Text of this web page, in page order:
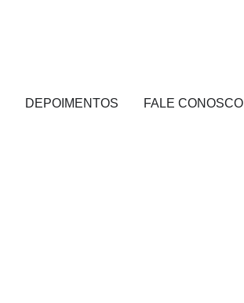
DEPOIMENTOS FALE CONOSCO